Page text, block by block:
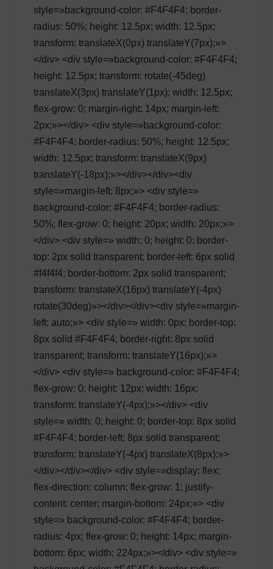
style=»background-color: #F4F4F4; border-
radius: 50%; height: 12.5px; width: 12.5px;
transform: translateX(0px) translateY(7px);»>
</div> <div style=»background-color: #F4F4F4;
height: 12.5px; transform: rotate(-45deg)
translateX(3px) translateY(1px); width: 12.5px;
flex-grow: 0; margin-right: 14px; margin-left:
2px;»></div> <div style=»background-color:
#F4F4F4; border-radius: 50%; height: 12.5px;
width: 12.5px; transform: translateX(9px)
translateY(-18px);»></div></div><div
style=»margin-left: 8px;»> <div style=»
background-color: #F4F4F4; border-radius:
50%; flex-grow: 0; height: 20px; width: 20px;»>
</div> <div style=» width: 0; height: 0; border-
top: 2px solid transparent; border-left: 6px solid
#f4f4f4; border-bottom: 2px solid transparent;
transform: translateX(16px) translateY(-4px)
rotate(30deg)»></div></div><div style=»margin-
left: auto;»> <div style=» width: 0px; border-top:
8px solid #F4F4F4; border-right: 8px solid
transparent; transform: translateY(16px);»>
</div> <div style=» background-color: #F4F4F4;
flex-grow: 0; height: 12px; width: 16px;
transform: translateY(-4px);»></div> <div
style=» width: 0; height: 0; border-top: 8px solid
#F4F4F4; border-left: 8px solid transparent;
transform: translateY(-4px) translateX(8px);»>
</div></div></div> <div style=»display: flex;
flex-direction: column; flex-grow: 1; justify-
content: center; margin-bottom: 24px;»> <div
style=» background-color: #F4F4F4; border-
radius: 4px; flex-grow: 0; height: 14px; margin-
bottom: 6px; width: 224px;»></div> <div style=»